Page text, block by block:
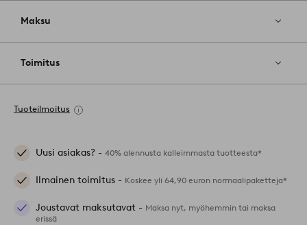
Maksu
Toimitus
Tuoteilmoitus
Uusi asiakas? - 40% alennusta kalleimmasta tuotteesta*
Ilmainen toimitus - Koskee yli 64,90 euron normaalipaketteja*
Joustavat maksutavat - Maksa nyt, myöhemmin tai maksa
erissä